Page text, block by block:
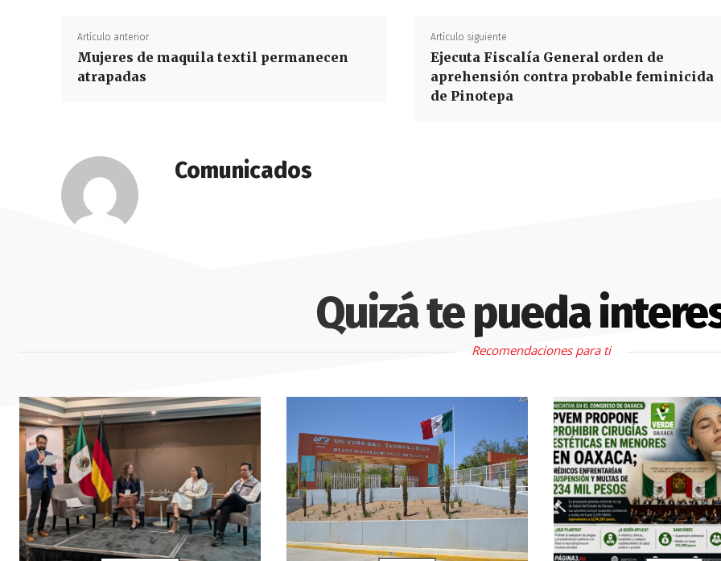
Artículo anterior
Mujeres de maquila textil permanecen
atrapadas
Artículo siguiente
Ejecuta Fiscalía General orden de
aprehensión contra probable feminicida
de Pinotepa
Comunicados
Quizá te pueda
Recomendaciones para ti